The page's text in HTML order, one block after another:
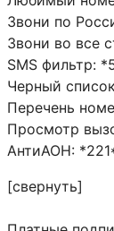
Звони по
Звони во все
SMS фильтр:
Черный
Перечень
Просмотр
АнтиАОН:
[свернуть]